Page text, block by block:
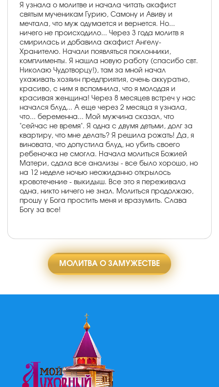
Я узнала о молитве и начала читать акафист
святым мученикам Гурию, Самону и Авиву и
мечтала, что муж одумается и вернется. Но...
ничего не происходило... Через 3 года молитв я
смирилась и добавила акафист Ангелу-
Хранителю. Начали появляться поклонники,
комплименты. Я нашла новую работу (спасибо свт.
Николаю Чудотворцу!), там за мной начал
ухаживать хозяин предприятия, очень аккуратно,
красиво, с ним я вспомнила, что я молодая и
красивая женщина! Через 8 месяцев встреч у нас
начался блуд... А еще через 2 месяца я узнала,
что... беременна... Мой мужчина сказал, что
"сейчас не время". Я одна с двумя детьми, долг за
квартиру, что мне делать? Я решила рожать! Да, я
виновата, что допустила блуд, но убить своего
ребеночка не смогла. Начала молиться Божией
Матери, сдала все анализы - все было хорошо, но
на 12 неделе ночью неожиданно открылось
кровотечение - выкидыш. Все это я переживала
одна, никто ничего не знал. Молиться продолжаю,
прошу у Бога простить меня и вразумить. Слава
Богу за все!
МОЛИТВА О ЗАМУЖЕСТВЕ